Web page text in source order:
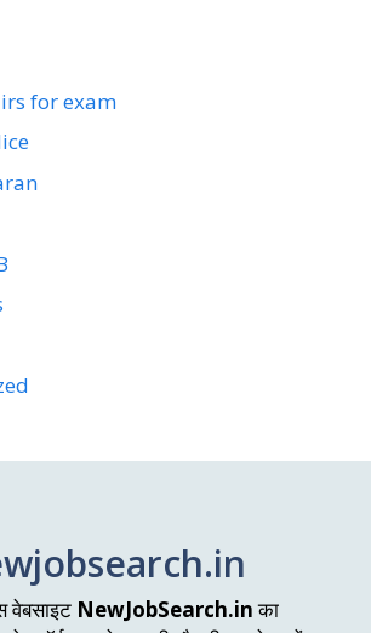
for exam
वेबसाइट NewJobSearch.inका